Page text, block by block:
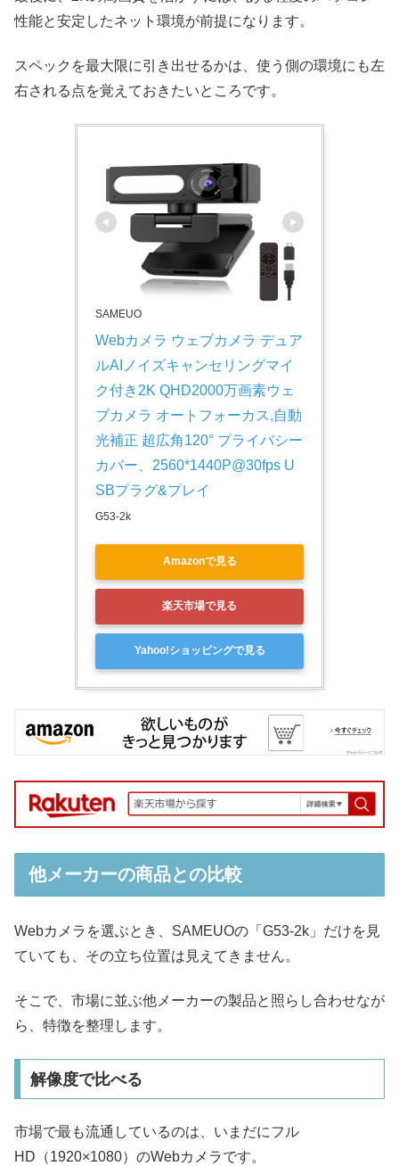
性能と安定したネット環境が前提になります。
スペックを最大限に引き出せるかは、使う側の環境にも左
右される点を覚えておきたいところです。
SAMEUO
Webカメラ ウェブカメラ デュア
ルAIノイズキャンセリングマイ
ク付き2K QHD2000万画素ウェ
ブカメラ オートフォーカス,自動
光補正 超広角120° プライバシー
カバー、2560*1440P@30fps U
SBプラグ&プレイ
G53-2k
Amazonで見る
楽天市場で見る
Yahoo!ショッピングで見る
他メーカーの商品との比較
Webカメラを選ぶとき、SAMEUOの「G53-2k」だけを見
ていても、その立ち位置は見えてきません。
そこで、市場に並ぶ他メーカーの製品と照らし合わせなが
ら、特徴を整理します。
解像度で比べる
市場で最も流通しているのは、いまだにフル
HD（1920×1080）のWebカメラです。